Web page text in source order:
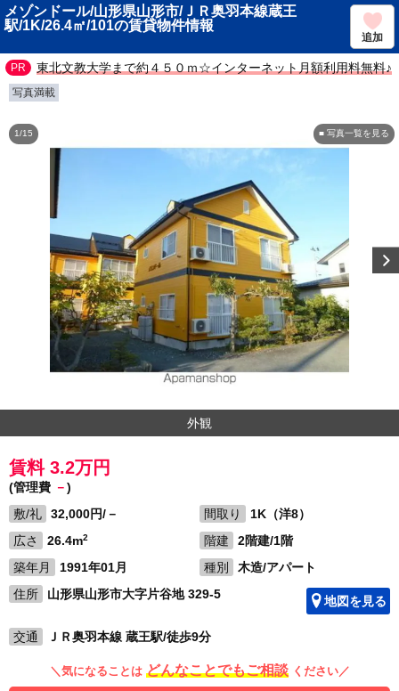
メゾンドール/山形県山形市/ＪＲ奥羽本線蔵王
駅/1K/26.4㎡/101の賃貸物件情報
追加
東北文教大学まで約４５０ｍ☆インターネット月額利用料無料♪
写真満載
■ 写真一覧を見る
1/15
外観
賃料 3.2万円
(管理費 －)
敷/礼
32,000円/－ 間取り
1K（洋8）
広さ
26.4m2 階建
2階建/1階
築年月
1991年01月 種別
木造/アパート
住所
山形県山形市大字片谷地 329-5 地図を見る
交通 ＪＲ奥羽本線 蔵王駅/徒歩9分
＼気になることは どんなことでもご相談 ください／